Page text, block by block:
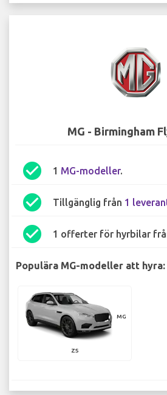
MG - Birmingham
check_circle 1 MG-modeller.
check_circle Tillgänglig från 1
check_circle 1 offerter för hyrbilar
Populära MG-modeller att hyra:
MG
ZS